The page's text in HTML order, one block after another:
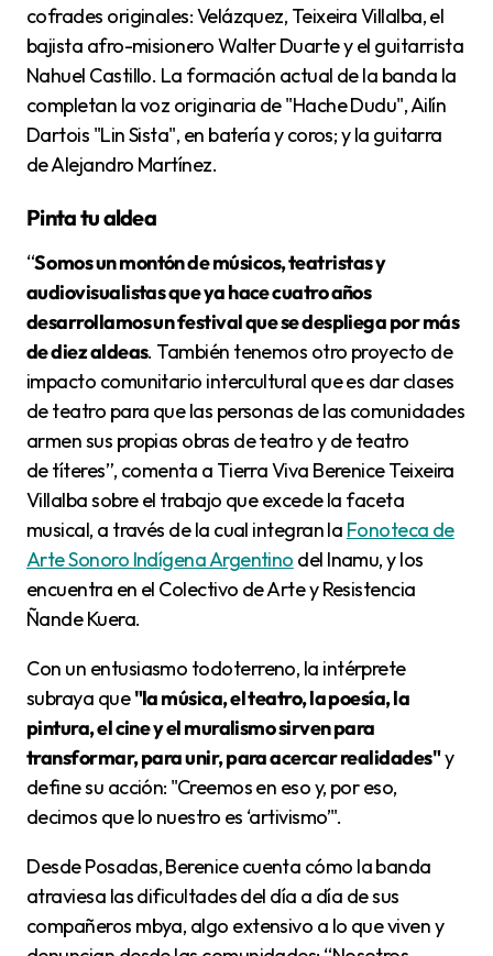
cofrades originales: Velázquez, Teixeira Villalba, el
bajista afro-misionero Walter Duarte y el guitarrista
Nahuel Castillo. La formación actual de la banda la
completan la voz originaria de "Hache Dudu", Ailín
Dartois "Lin Sista", en batería y coros; y la guitarra
de Alejandro Martínez.
Pinta tu aldea
“Somos un montón de músicos, teatristas y
audiovisualistas que ya hace cuatro años
desarrollamos un festival que se despliega por más
de diez aldeas. También tenemos otro proyecto de
impacto comunitario intercultural que es dar clases
de teatro para que las personas de las comunidades
armen sus propias obras de teatro y de teatro
de títeres”, comenta a Tierra Viva Berenice Teixeira
Villalba sobre el trabajo que excede la faceta
musical, a través de la cual integran la Fonoteca de
Arte Sonoro Indígena Argentino del Inamu, y los
encuentra en el Colectivo de Arte y Resistencia
Ñande Kuera.
Con un entusiasmo todoterreno, la intérprete
subraya que"la música, el teatro, la poesía, la
pintura, el cine y el muralismo sirven para
transformar, para unir, para acercar realidades"y
define su acción: "Creemos en eso y, por eso,
decimos que lo nuestro es ‘artivismo’".
Desde Posadas, Berenice cuenta cómo la banda
atraviesa las dificultades del día a día de sus
compañeros mbya, algo extensivo a lo que viven y